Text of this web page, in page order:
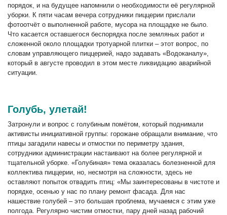
порядок, и на будущее напомнили о необходимости её регулярной
уборки. К пяти часам вечера сотрудники пиццерии прислали
фотоотчёт о выполненной работе, мусора на площадке не было.
Что касается оставшегося беспорядка после земляных работ и
сложенной около площадки тротуарной плитки – этот вопрос, по
словам управляющего пиццерией, надо задавать «Водоканалу»,
который в августе проводил в этом месте ликвидацию аварийной
ситуации.
Голубь, улетай!
Затронули и вопрос с голубиным помётом, который поднимали
активисты инициативной группы: горожане обращали внимание, что
птицы загадили навесы и отмостки по периметру здания,
сотрудники администрации настаивают на более регулярной и
тщательной уборке. «Голубиная» тема оказалась болезненной для
коллектива пиццерии, но, несмотря на сложности, здесь не
оставляют попыток отвадить птиц: «Мы заинтересованы в чистоте и
порядке, осенью у нас по плану ремонт фасада. Для нас
нашествие голубей – это большая проблема, мучаемся с этим уже
полгода. Регулярно чистим отмостки, пару дней назад рабочий